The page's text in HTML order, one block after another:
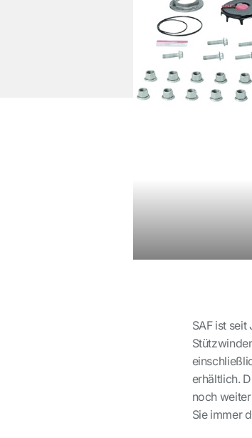
SAF ist
erhältlich.
noch
Sie immer